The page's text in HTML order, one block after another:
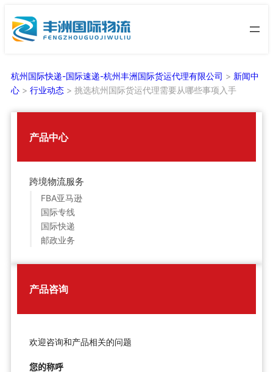
至
杭州国际快递-国际速递-杭州丰洲国际货运代理有限公司 > 新闻中
心 > 行业动态 > 挑选杭州国际货运代理需要从哪些事项入手
产品中心
跨境物流服务
FBA亚马逊
国际专线
国际快递
邮政业务
产品咨询
欢迎咨询和产品相关的问题
您的称呼